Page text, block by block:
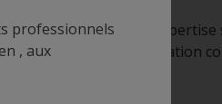
professionnels
, aux
Bénéficiez de notre expertise
notre innovation